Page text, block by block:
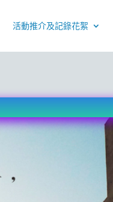
活動推介及記錄花絮